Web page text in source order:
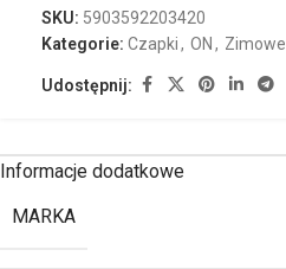
SKU: 5903592203420
Kategorie: Czapki, ON , Zimowe
Udostępnij:
Informacje dodatkowe
MARKA